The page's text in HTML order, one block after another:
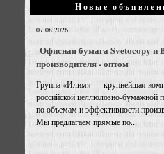
Новые
07.08.2026
Офисная бумага Svetocopy и
производителя - оптом
Группа «Илим» — крупнейшая
российской целлюлозно-бумажной
по объемам и эффективности
Мы предлагаем прямые по...